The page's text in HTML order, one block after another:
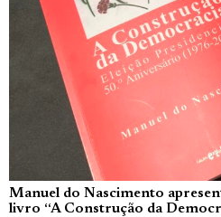
Manuel do Nascimento
livro “A Construção da